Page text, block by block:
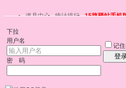
道具中心 统计排行 15路驿站手机
下拉
用户名
密 码
记
登